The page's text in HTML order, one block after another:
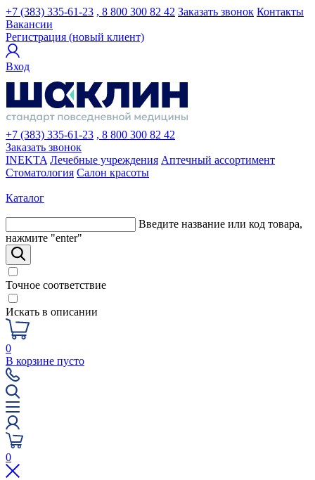
+7 (383) 335-61-23 , 8 800 300 82 42 Заказать звонок Контакты
Вакансии
Регистрация (новый клиент)
Вход
+7 (383) 335-61-23 , 8 800 300 82 42
Заказать звонок
INEKTA Лечебные учреждения Аптечный ассортимент
Стоматология Салон красоты
Каталог
Введите название или код товара,
нажмите "enter"
Точное соответствие
Искать в описании
0
В корзине пусто
0